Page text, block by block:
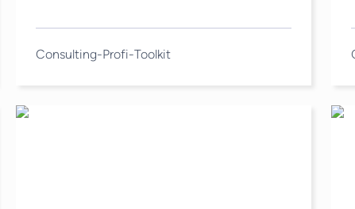
Consulting-Profi-Toolkit